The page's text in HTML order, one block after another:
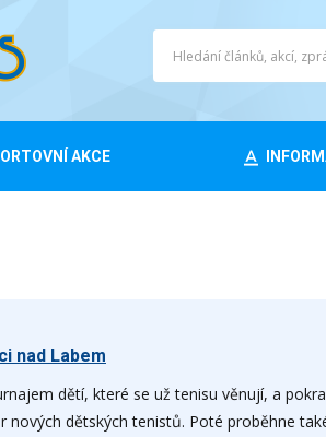
AKCE
nad Labem
dětí, které se už tenisu věnují, a
nových dětských tenistů. Poté proběhne